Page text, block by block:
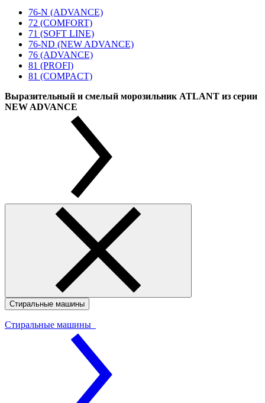
76-N (ADVANCE)
72 (COMFORT)
71 (SOFT LINE)
76-ND (NEW ADVANCE)
76 (ADVANCE)
81 (PROFI)
81 (COMPACT)
Выразительный и смелый морозильник ATLANT из серии
NEW ADVANCE
Стиральные машины
Стиральные машины